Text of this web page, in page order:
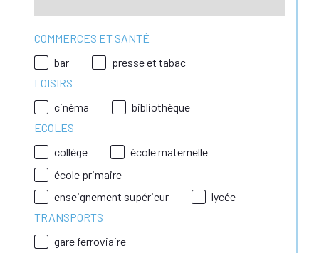
COMMERCES ET SANTÉ
bar
presse et tabac
LOISIRS
cinéma
bibliothèque
ECOLES
collège
école maternelle
école primaire
enseignement supérieur
lycée
TRANSPORTS
gare ferroviaire